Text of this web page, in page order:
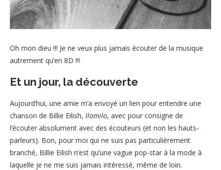
Oh mon dieu !!! Je ne veux plus jamais écouter de la musique
autrement qu’en 8D !!!
Et un jour, la découverte
Aujourd’hui, une amie m’a envoyé un lien pour entendre une
chanson de Billie Eilish, Ilomilo, avec pour consigne de
l’écouter absolument avec des écouteurs (et non les hauts-
parleurs). Bon, pour moi qui ne suis pas particulièrement
branché, Billie Eilish n’est qu’une vague pop-star à la mode à
laquelle je ne me suis jamais intéressé, même de loin.